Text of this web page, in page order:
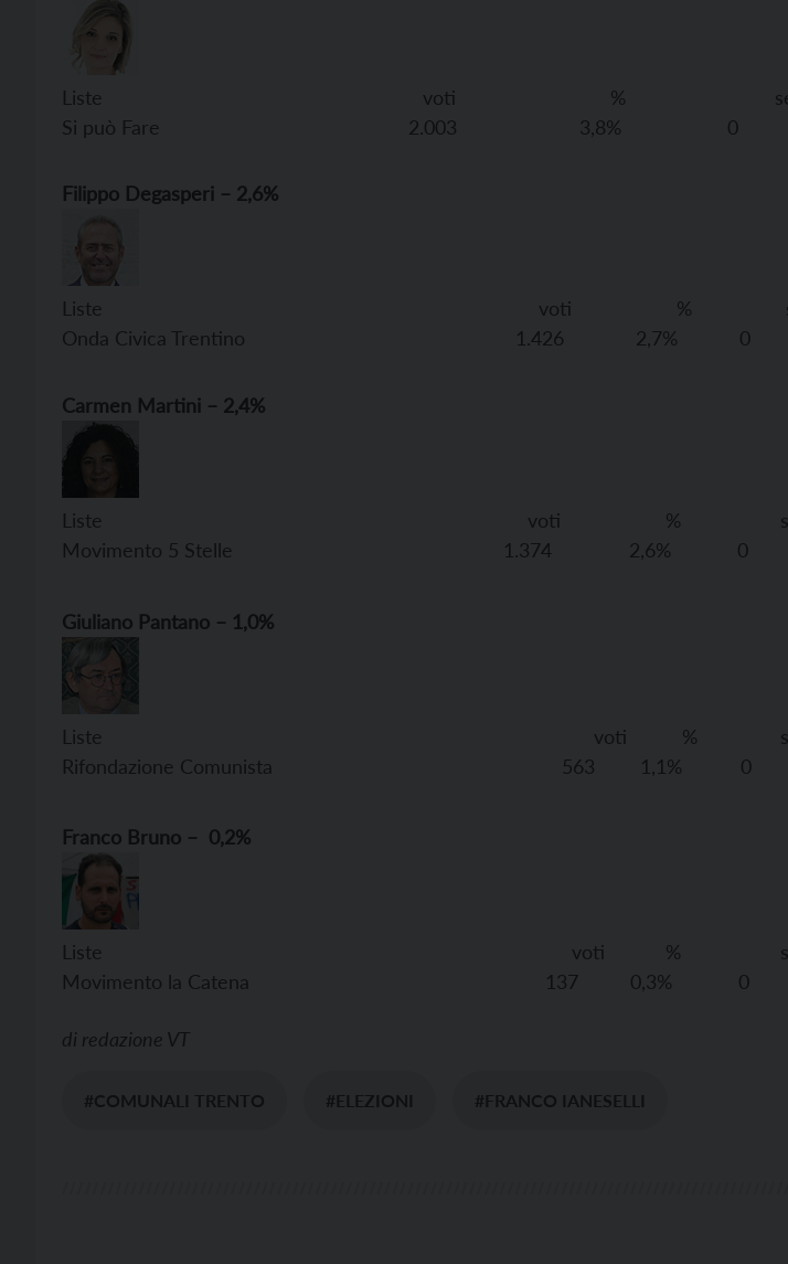
Liste voti %
Si può Fare
2.003 3,8% 0
Filippo Degasperi – 2,6%
Liste voti %
Onda Civica Trentino
1.426 2,7% 0
Carmen Martini – 2,4%
Liste voti %
Movimento 5 Stelle
1.374 2,6% 0
Giuliano Pantano – 1,0%
Liste voti %
Rifondazione Comunista
563 1,1% 0
Franco Bruno – 0,2%
Liste voti %
Movimento la Catena
137 0,3% 0
di redazione VT
#COMUNALI TRENTO #ELEZIONI #FRANCO IANESELLI